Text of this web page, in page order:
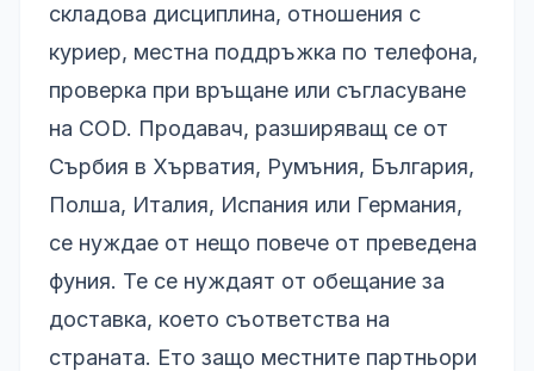
складова дисциплина, отношения с
куриер, местна поддръжка по телефона,
проверка при връщане или съгласуване
на COD. Продавач, разширяващ се от
Сърбия в Хърватия, Румъния, България,
Полша, Италия, Испания или Германия,
се нуждае от нещо повече от преведена
фуния. Те се нуждаят от обещание за
доставка, което съответства на
страната. Ето защо местните партньори